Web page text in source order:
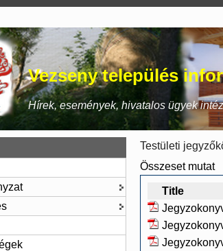
Vezseny település
Hírek, események, hivatalos ügyek
Testületi
Összeset mutat
Title